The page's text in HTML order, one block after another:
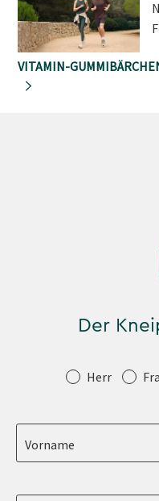
VITAMIN-
Der
Anrede Herr
Vorname